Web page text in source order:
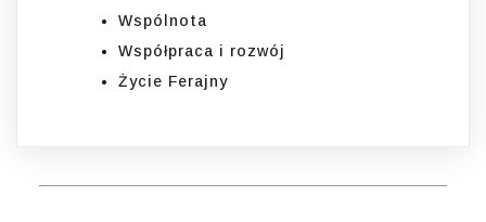
Wspólnota
Współpraca i rozwój
Życie Ferajny